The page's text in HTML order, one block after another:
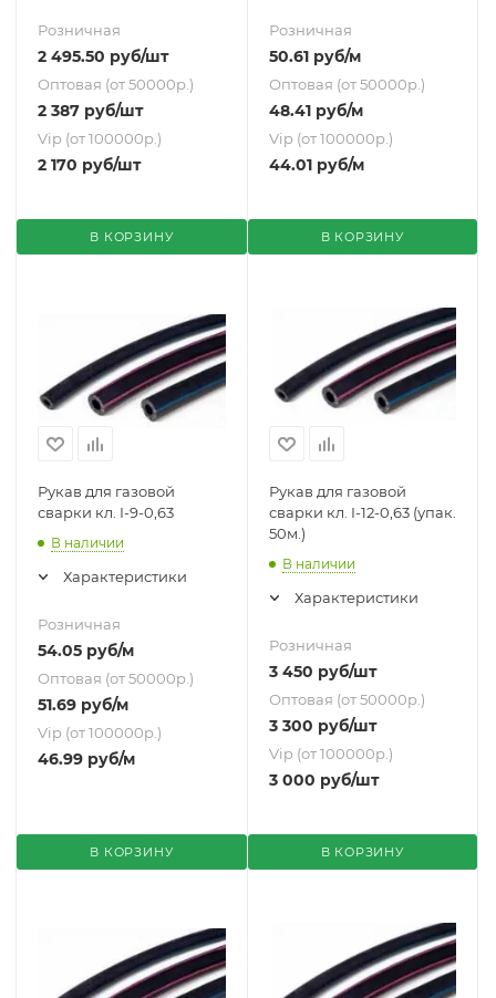
Розничная
2 495.50 руб/шт
Оптовая (от 50000р.)
2 387 руб/шт
Vip (от 100000р.)
2 170 руб/шт
В КОРЗИНУ
Розничная
50.61руб/м
Оптовая (от 50000р.)
48.41руб/м
Vip (от 100000р.)
44.01руб/м
В КОРЗИНУ
Рукав для газовой
сварки кл. I-9-0,63
В наличии
Характеристики
Розничная
54.05 руб/м
Оптовая (от 50000р.)
51.69 руб/м
Vip (от 100000р.)
46.99 руб/м
В КОРЗИНУ
Рукав для газовой
сварки кл. I-12-0,63 (упак.
50м.)
В наличии
Характеристики
Розничная
3 450 руб/шт
Оптовая (от 50000р.)
3 300 руб/шт
Vip (от 100000р.)
3 000 руб/шт
В КОРЗИНУ